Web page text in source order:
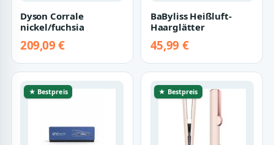
Dyson Corrale
nickel/fuchsia
209,09 €
BaByliss Heißluft-
Haarglätter
45,99 €
★ Bestpreis ★ Bestpreis